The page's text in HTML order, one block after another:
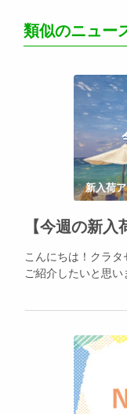
類似のニュー
新入荷
こんにちは！クラ
ご紹介したいと思